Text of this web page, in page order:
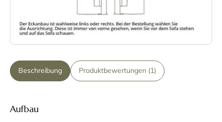
Beschreibung Produktbewertungen (1)
Aufbau